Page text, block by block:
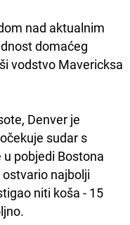
nad aktualnim
domaćeg
vodstvo Mavericksa
Denver je
sudar s
pobjedi Bostona
najbolji
niti koša - 15